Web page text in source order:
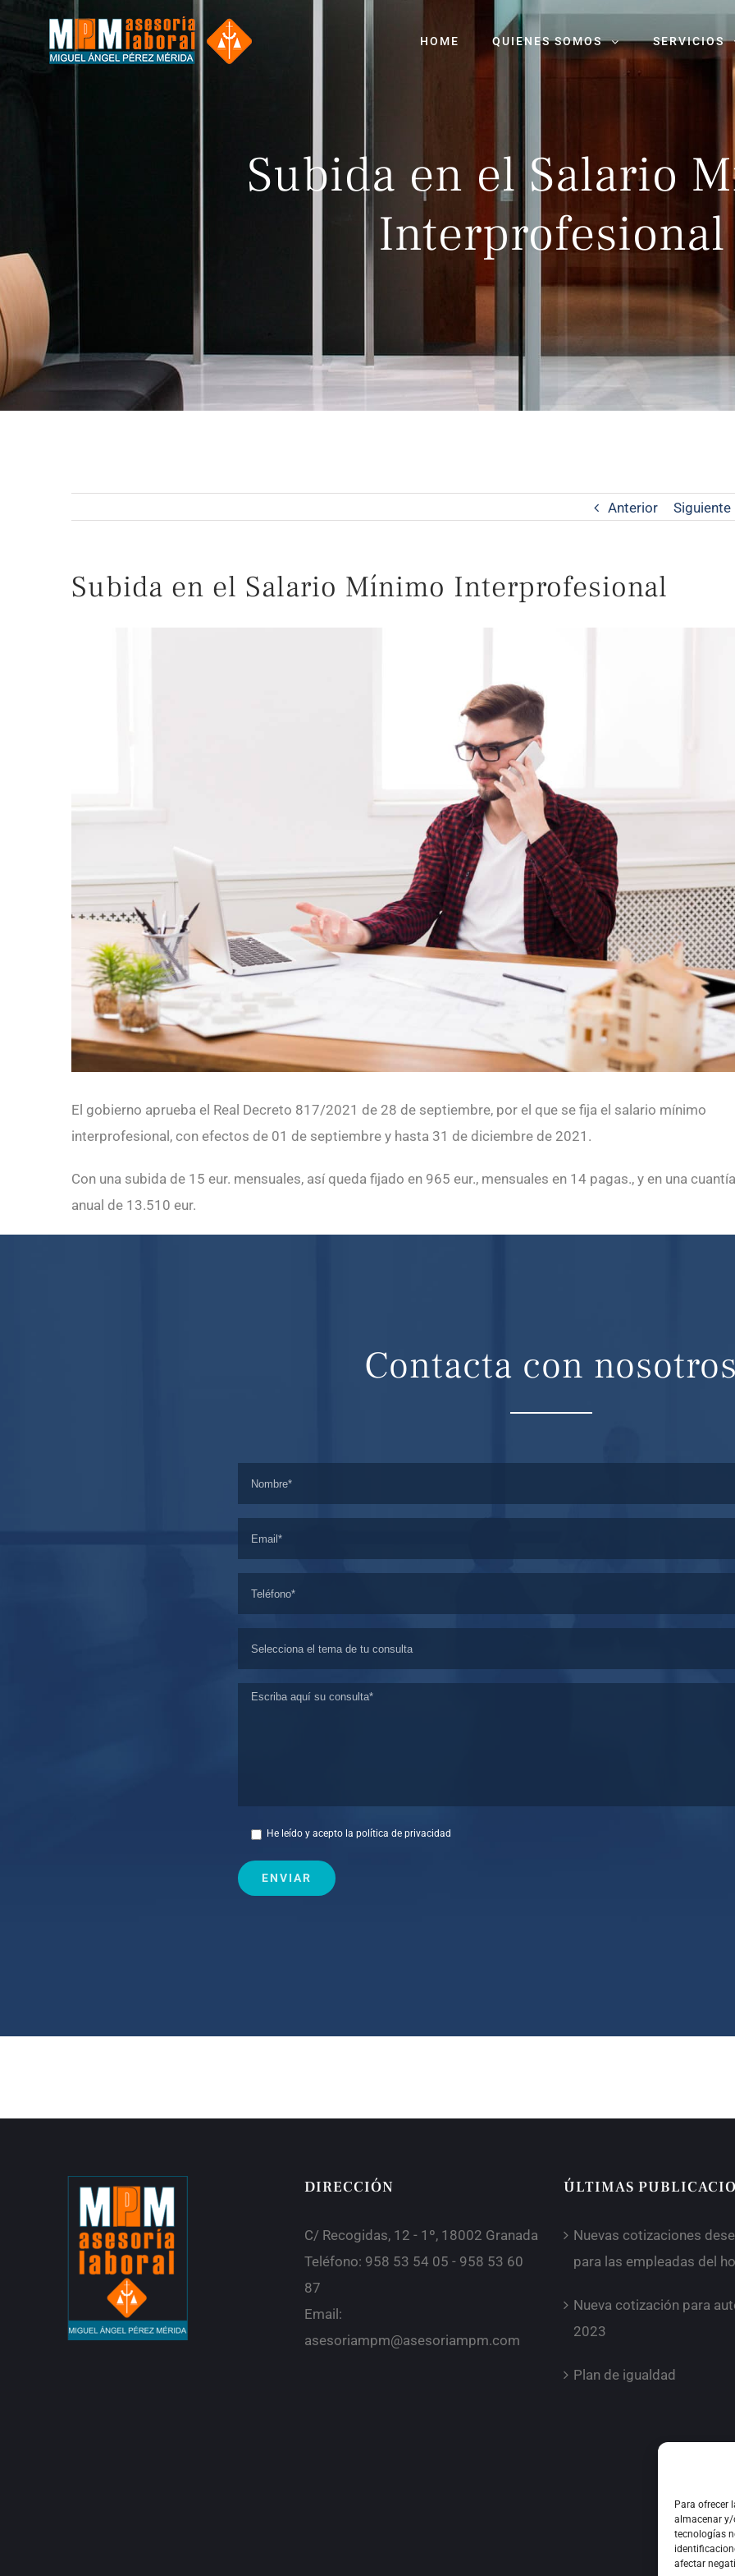
Para ofrecer
almacenar y/
tecnologías
afectar
HOME QUIENES SOMOS SERVICIOS
Subida en el Salario
Interprofesional
Anterior Siguiente
Subida en el Salario Mínimo Interprofesional
El gobierno aprueba el Real Decreto 817/2021 de 28 de septiembre, por el que se fija el salario mínimo
interprofesional, con efectos de 01 de septiembre y hasta 31 de diciembre de 2021.
Con una subida de 15 eur. mensuales, así queda fijado en 965 eur., mensuales en 14 pagas., y en una cuantía
anual de 13.510 eur.
Contacta con
He leído y acepto la política de privacidad
DIRECCIÓN
C/ Recogidas, 12 - 1º, 18002 Granada
Teléfono: 958 53 54 05 - 958 53 60
87
Email:
asesoriampm@asesoriampm.com
ÚLTIMAS
Nuevas cotizaciones
para las empleadas del
Nueva cotización para
2023
Plan de igualdad